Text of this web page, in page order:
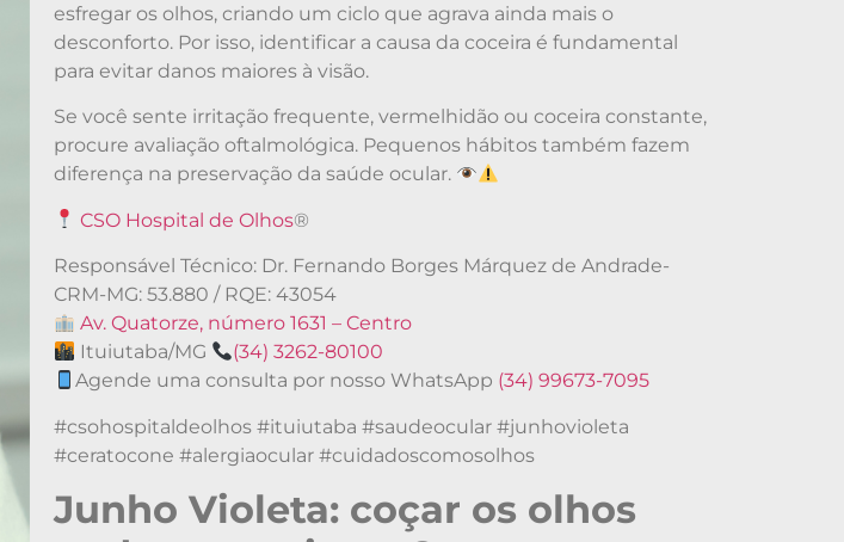
esfregar os olhos, criando um ciclo que agrava ainda mais o
desconforto. Por isso, identificar a causa da coceira é fundamental
para evitar danos maiores à visão.
Se você sente irritação frequente, vermelhidão ou coceira constante,
procure avaliação oftalmológica. Pequenos hábitos também fazem
diferença na preservação da saúde ocular.
CSO Hospital de Olhos®
Responsável Técnico: Dr. Fernando Borges Márquez de Andrade-
CRM-MG: 53.880 / RQE: 43054
Av. Quatorze, número 1631 – Centro
Ituiutaba/MG
(34) 3262-80100
Agende uma consulta por nosso WhatsApp (34) 99673-7095
#csohospitaldeolhos #ituiutaba #saudeocular #junhovioleta
#ceratocone #alergiaocular #cuidadoscomosolhos
Junho Violeta: coçar os olhos